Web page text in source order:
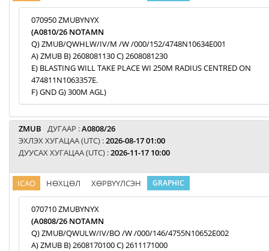
070950 ZMUBYNYX
(A0810/26 NOTAMN
Q) ZMUB/QWHLW/IV/M /W /000/152/4748N10634E001
A) ZMUB B) 2608081130 C) 2608081230
E) BLASTING WILL TAKE PLACE WI 250M RADIUS CENTRED ON
474811N1063357E.
F) GND G) 300M AGL)
ZMUB ДУГААР :A0808/26
ЭХЛЭХ ХУГАЦАА (UTC) :2026-08-17 01:00
ДУУСАХ ХУГАЦАА (UTC) :2026-11-17 10:00
ICAO НӨХЦӨЛ ХӨРВҮҮЛСЭН GRAPHIC
070710 ZMUBYNYX
(A0808/26 NOTAMN
Q) ZMUB/QWULW/IV/BO /W /000/146/4755N10652E002
A) ZMUB B) 2608170100 C) 2611171000